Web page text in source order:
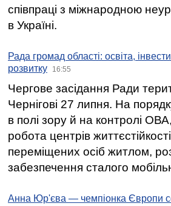
співпраці з міжнародною
в Україні.
Рада громад області: освіта,
розвитку
16:55
Чергове засідання Ради
Чернігові 27 липня. На
в полі зору й на контролі
робота центрів
переміщених осіб житлом,
забезпечення сталого
Анна Юр'єва — чемпіонка Європи